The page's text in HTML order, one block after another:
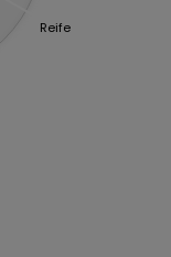
Reife